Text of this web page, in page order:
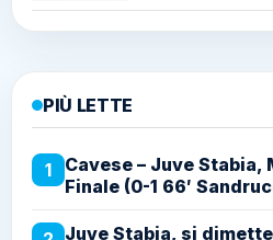
PIÙ LETTE
1
Cavese – Juve
Finale (0-1 66′
Juve Stabia, si